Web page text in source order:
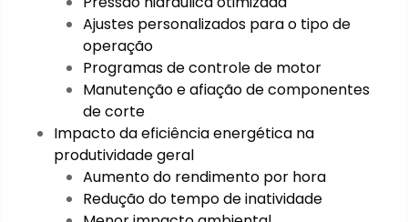
Ajustes personalizados para o tipo de
operação
Programas de controle de motor
Manutenção e afiação de componentes
de corte
Impacto da eficiência energética na
produtividade geral
Aumento do rendimento por hora
Redução do tempo de inatividade